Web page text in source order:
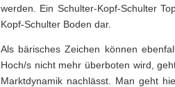
werden. Ein Schulter-Kopf-Schulter
Kopf-Schulter Boden dar.
Als bärisches Zeichen können
Hoch/s nicht mehr überboten wird,
Marktdynamik nachlässt. Man geht